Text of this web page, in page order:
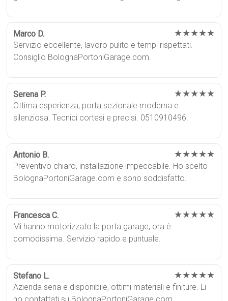
Marco D. ★★★★★
Servizio eccellente, lavoro pulito e tempi rispettati.
Consiglio BolognaPortoniGarage.com.
Serena P. ★★★★★
Ottima esperienza, porta sezionale moderna e
silenziosa. Tecnici cortesi e precisi. 0510910496.
Antonio B. ★★★★★
Preventivo chiaro, installazione impeccabile. Ho scelto
BolognaPortoniGarage.com e sono soddisfatto.
Francesca C. ★★★★★
Mi hanno motorizzato la porta garage, ora è
comodissima. Servizio rapido e puntuale.
Stefano L. ★★★★★
Azienda seria e disponibile, ottimi materiali e finiture. Li